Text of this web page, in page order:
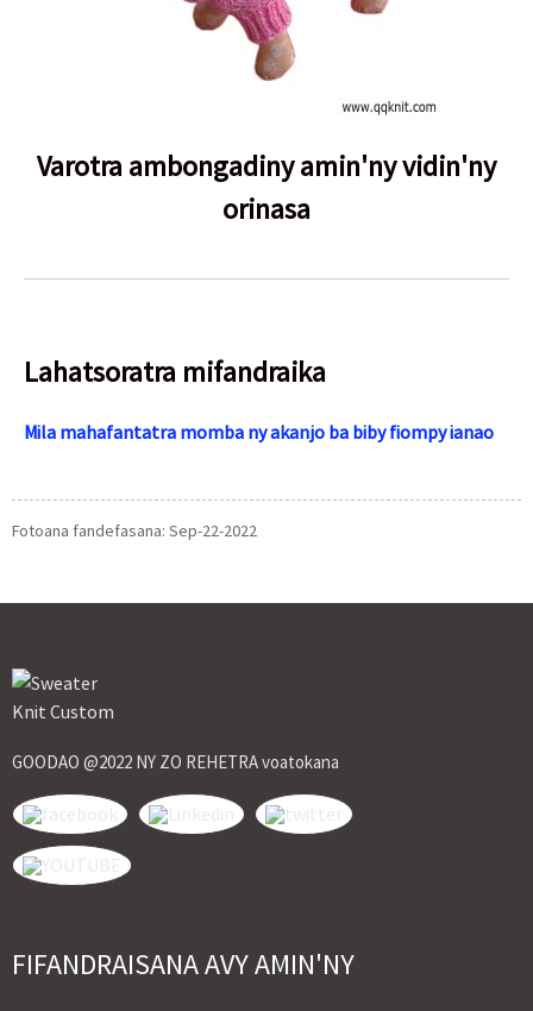
Varotra ambongadiny amin'ny vidin'ny
orinasa
Lahatsoratra mifandraika
Mila mahafantatra momba ny akanjo ba biby fiompy ianao
Fotoana fandefasana: Sep-22-2022
GOODAO @2022 NY ZO REHETRA voatokana
FIFANDRAISANA AVY AMIN'NY